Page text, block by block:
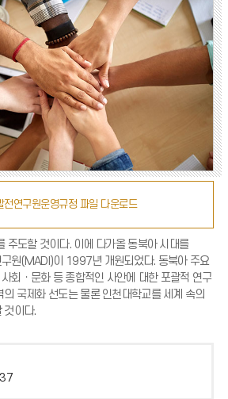
전연구원운영규정 파일 다운로드
주도할 것이다. 이에 다가올 동북아 시대를
원(MADI)이 1997년 개원되었다. 동북아 주요
회ㆍ문화 등 종합적인 사안에 대한 포괄적 연구
국제화 선도는 물론 인천대학교를 세계 속의
것이다.